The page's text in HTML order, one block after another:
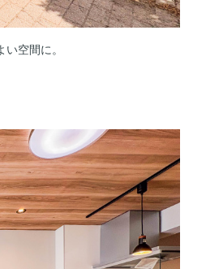
空間に。